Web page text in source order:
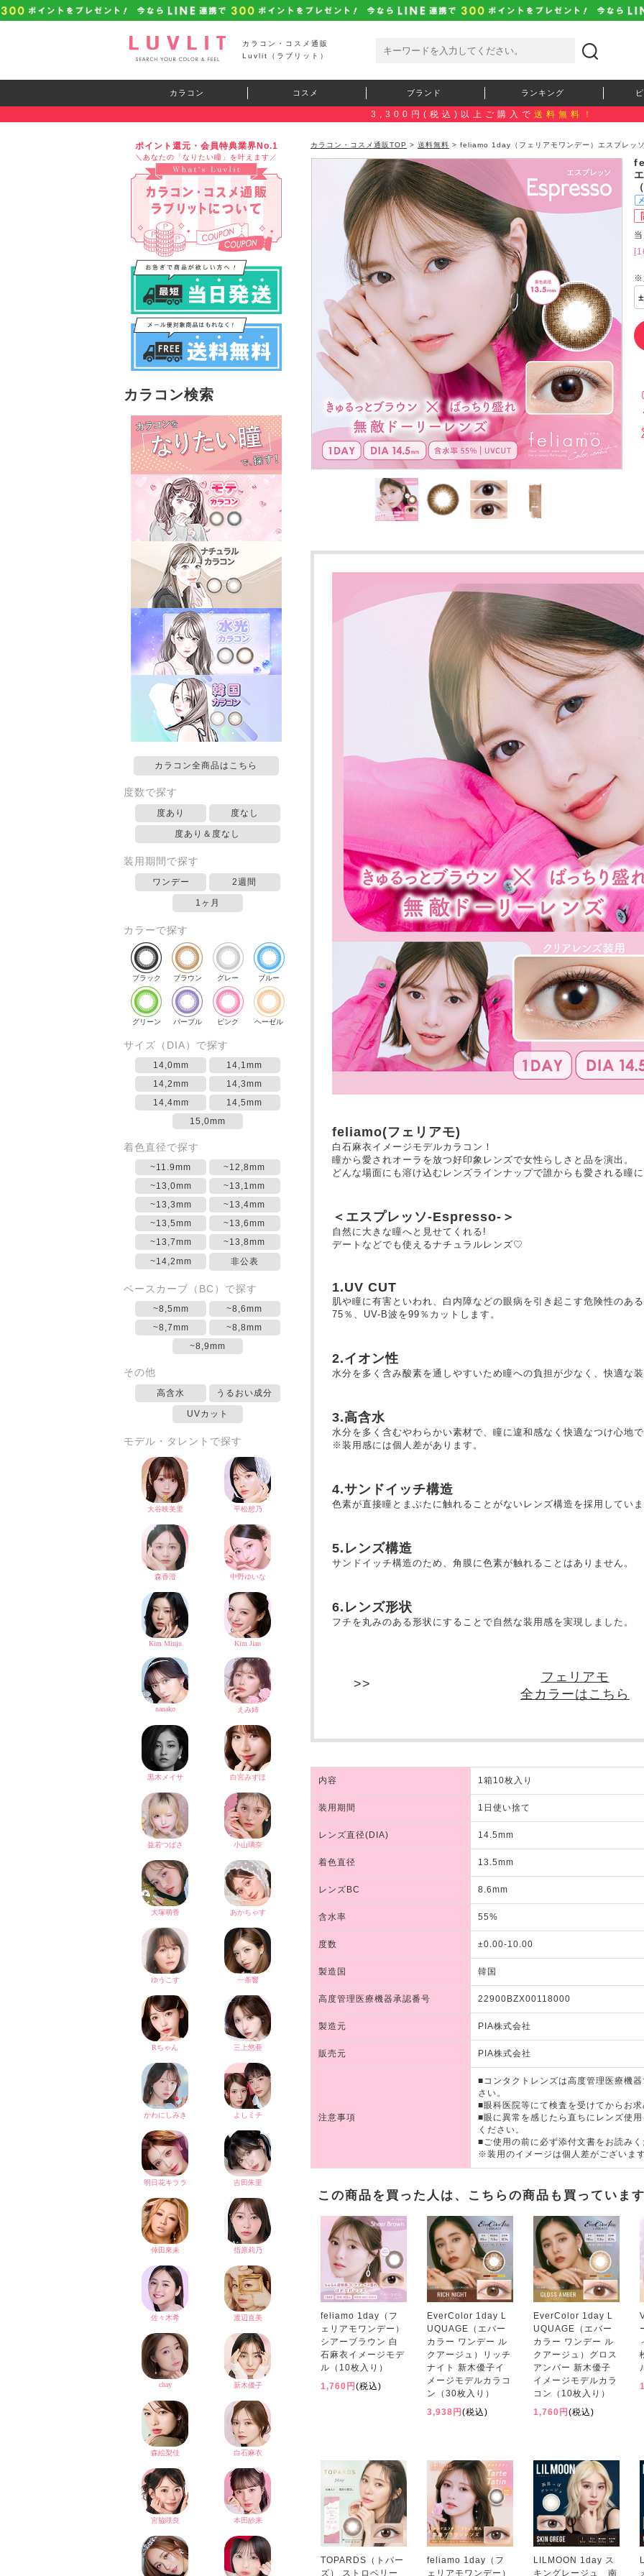
カラコン・コスメ通販
Luvlit（ラブリット）
カラコン コスメ ブランド ランキング
3,300円(税込)以上ご購入で 送料無料！
ポイント還元・会員特典業界No.1
＼あなたの「なりたい瞳」を叶えます／
カラコン検索
カラコン全商品はこちら
度数で探す
度あり 度なし
度あり＆度なし
装用期間で探す
ワンデー 2週間
1ヶ月
カラーで探す
ブラック ブラウン グレー ブルー
グリーン パープル ピンク ヘーゼル
サイズ（DIA）で探す
14,0mm
14,1mm
14,2mm
14,3mm
14,4mm
14,5mm
15,0mm
着色直径で探す
~11.9mm
~12,8mm
~13,0mm
~13,1mm
~13,3mm
~13,4mm
~13,5mm
~13,6mm
~13,7mm
~13,8mm
~14,2mm
非公表
ベースカーブ（BC）で探す
~8,5mm
~8,6mm
~8,7mm
~8,8mm
~8,9mm
その他
高含水 うるおい成分
UVカット
モデル・タレントで探す
カラコン・コスメ通販TOP > 送料無料 > feliamo 1day（フェリアモワンデー）エスプレッ
feliamo(フェリアモ)
白石麻衣イメージモデルカラコン！
瞳から愛されオーラを放つ好印象レンズで女性らしさと品を演出。
どんな場面にも溶け込むレンズラインナップで誰からも愛される瞳
＜エスプレッソ-Espresso-＞
自然に大きな瞳へと見せてくれる!
デートなどでも使えるナチュラルレンズ♡
1.UV CUT
肌や瞳に有害といわれ、白内障などの眼病を引き起こす危険性のあ
75％、UV-B波を99％カットします。
2.イオン性
水分を多く含み酸素を通しやすいため瞳への負担が少なく、快適な
3.高含水
水分を多く含むやわらかい素材で、瞳に違和感なく快適なつけ心地
※装用感には個人差があります。
4.サンドイッチ構造
色素が直接瞳とまぶたに触れることがないレンズ構造を採用してい
5.レンズ構造
サンドイッチ構造のため、角膜に色素が触れることはありません。
6.レンズ形状
フチを丸みのある形状にすることで自然な装用感を実現しました。
フェリアモ
全カラーはこちら
内容 1箱10枚入り
装用期間 1日使い捨て
レンズ直径(DIA) 14.5mm
着色直径 13.5mm
レンズBC 8.6mm
含水率 55%
度数 ±0.00-10.00
製造国 韓国
高度管理医療機器承認番号 22900BZX00118000
製造元 PIA株式会社
販売元 PIA株式会社
注意事項
■コンタクトレンズは高度管理医療機
さい。
■眼科医院等にて検査を受けてからお
■眼に異常を感じたら直ちにレンズ使
ください。
■ご使用の前に必ず添付文書をお読み
※装用のイメージは個人差がございま
この商品を買った人は、こちらの商品も買っていま
feliamo 1day（フ
ェリアモワンデー）
シアーブラウン 白
石麻衣イメージモデ
ル（10枚入り）
1,760円(税込)
EverColor 1day L
UQUAGE（エバー
カラー ワンデー ル
クアージュ）リッチ
ナイト 新木優子イ
メージモデルカラコ
ン（30枚入り）
3,938円(税込)
EverColor 1day L
UQUAGE（エバー
カラー ワンデー ル
クアージュ）グロス
アンバー 新木優子
イメージモデルカラ
コン（10枚入り）
1,760円(税込)
TOPARDS（トパー
ズ） ストロベリー
feliamo 1day（フ
ェリアモワンデー）
LILMOON 1day ス
キングレージュ 南